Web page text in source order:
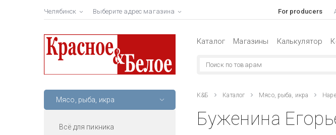
Челябинск Выберите адрес магазина For producers
Каталог Магазины Калькулятор
Мясо, рыба, икра
Всё для пикника
К&Б Каталог Мясо, рыба, икра
Буженина